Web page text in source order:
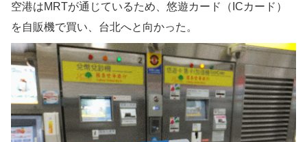
空港はMRTが通じているため、悠遊カード（ICカード）
を自販機で買い、台北へと向かった。